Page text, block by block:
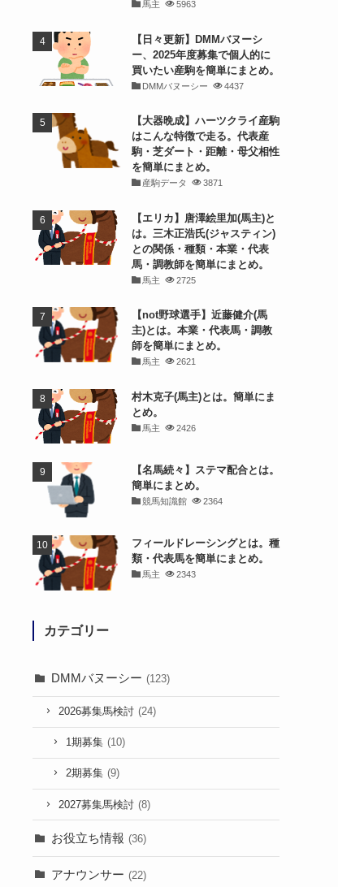
馬主 5963
【日々更新】DMMバヌーシ
ー、2025年度募集で個人的に
買いたい産駒を簡単にまとめ。
DMMバヌーシー 4437
【大器晩成】ハーツクライ産駒
はこんな特徴で走る。代表産
駒・芝ダート・距離・母父相性
を簡単にまとめ。
産駒データ 3871
【エリカ】唐澤絵里加(馬主)と
は。三木正浩氏(ジャスティン)
との関係・種類・本業・代表
馬・調教師を簡単にまとめ。
馬主 2725
【not野球選手】近藤健介(馬
主)とは。本業・代表馬・調教
師を簡単にまとめ。
馬主 2621
村木克子(馬主)とは。簡単にま
とめ。
馬主 2426
【名馬続々】ステマ配合とは。
簡単にまとめ。
競馬知識館 2364
フィールドレーシングとは。種
類・代表馬を簡単にまとめ。
馬主 2343
カテゴリー
DMMバヌーシー (123)
2026募集馬検討 (24)
1期募集 (10)
2期募集 (9)
2027募集馬検討 (8)
お役立ち情報 (36)
アナウンサー (22)